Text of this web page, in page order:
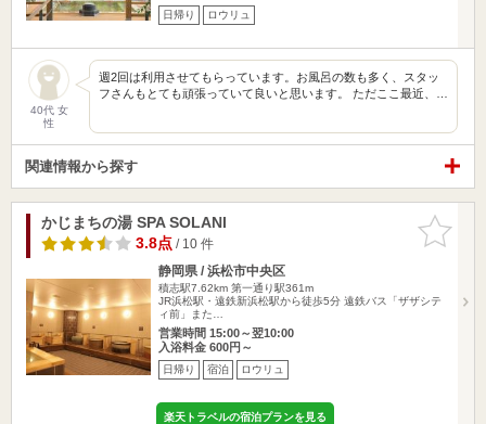
日帰り ロウリュ
40代 女
性
週2回は利用させてもらっています。お風呂の数も多く、スタッ
フさんもとても頑張っていて良いと思います。 ただここ最近、…
関連情報から探す
お気に入
りに追加
かじまちの湯 SPA SOLANI
3.8点/ 10 件
静岡県 / 浜松市中央区
積志駅7.62km 第一通り駅361m
JR浜松駅・遠鉄新浜松駅から徒歩5分 遠鉄バス「ザザシテ
ィ前」また…
営業時間 15:00～翌10:00
入浴料金 600円～
日帰り 宿泊 ロウリュ
楽天トラベルの宿泊プランを見る